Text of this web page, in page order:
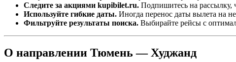
Следите за акциями kupibilet.ru. Подпишитесь на рассылку,
Используйте гибкие даты. Иногда перенос даты вылета на
Фильтруйте результаты поиска. Выбирайте рейсы с
О направлении Тюмень — Худжанд